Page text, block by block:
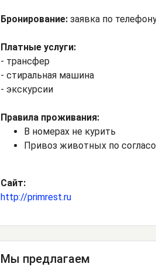
Бронирование: заявка по
Платные услуги:
- трансфер
- стиральная машина
- экскурсии
Правила проживания:
В номерах не курить
Привоз животных по
Сайт:
http://primrest.ru
Мы предлагаем